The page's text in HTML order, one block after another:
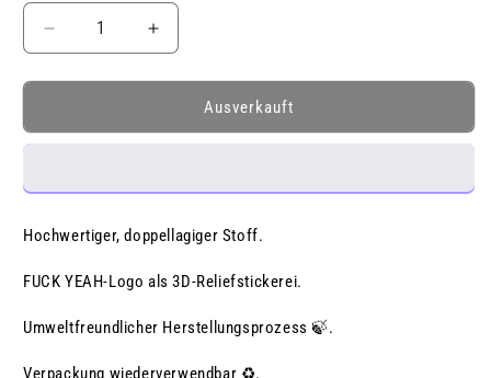
Verringere
die
Menge
BLUE
Erhöhe
die
Menge
BLUE
Ausverkauft
Hochwertiger, doppellagiger Stoff.
FUCK YEAH-Logo als 3D-Reliefstickerei.
Umweltfreundlicher Herstellungsprozess 🍃.
Verpackung wiederverwendbar ♻️.